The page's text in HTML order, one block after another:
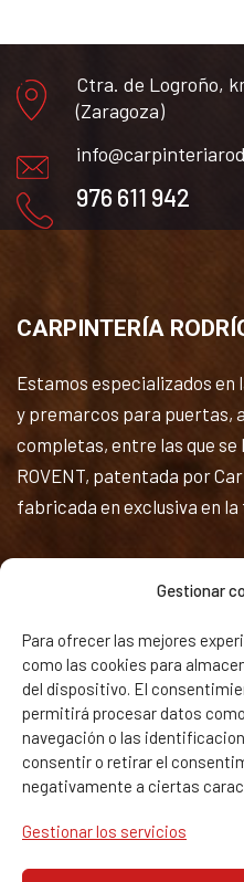
Gestionar
Para ofrecer las mejores
como las cookies para
del dispositivo. El
permitirá procesar datos
navegación o las
consentir o retirar el
negativamente a ciertas
Gestionar los servicios
Ctra. de Logroño,
(Zaragoza)
976 611 942
CARPINTERÍA
Estamos especializados
y premarcos para puertas,
completas, entre las que se
ROVENT, patentada por
fabricada en exclusiva en
Política de Cookies
Calidad